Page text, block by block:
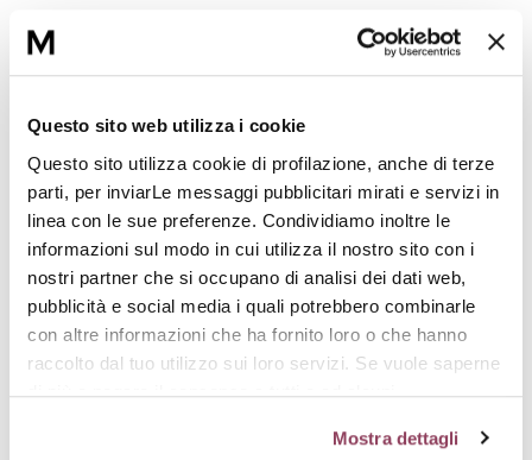
Questo sito web utilizza i cookie
Questo sito utilizza cookie di profilazione, anche di terze
parti, per inviarLe messaggi pubblicitari mirati e servizi in
linea con le sue preferenze. Condividiamo inoltre le
informazioni sul modo in cui utilizza il nostro sito con i
nostri partner che si occupano di analisi dei dati web,
pubblicità e social media i quali potrebbero combinarle
con altre informazioni che ha fornito loro o che hanno
raccolto dal tuo utilizzo sui loro servizi. Se vuole saperne
di più o negare il consenso a tutti o ad alcuni
cliccando sul tasto “Accetta tutti i cookie”. Se non vuole i
Mostra dettagli
Novità
SENSI-PETAL MASK
Maschera lenitiva per pelli
SENSICLEANSING-
CREAM
Detergente dalla texture
cremosa, pelle sensibile